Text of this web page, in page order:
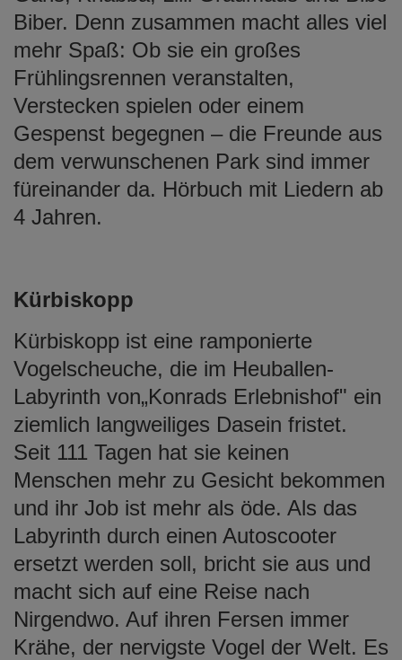
Biber. Denn zusammen macht alles viel
mehr Spaß: Ob sie ein großes
Frühlingsrennen veranstalten,
Verstecken spielen oder einem
Gespenst begegnen – die Freunde aus
dem verwunschenen Park sind immer
füreinander da. Hörbuch mit Liedern ab
4 Jahren.
Kürbiskopp
Kürbiskopp ist eine ramponierte
Vogelscheuche, die im Heuballen-
Labyrinth von„Konrads Erlebnishof" ein
ziemlich langweiliges Dasein fristet.
Seit 111 Tagen hat sie keinen
Menschen mehr zu Gesicht bekommen
und ihr Job ist mehr als öde. Als das
Labyrinth durch einen Autoscooter
ersetzt werden soll, bricht sie aus und
macht sich auf eine Reise nach
Nirgendwo. Auf ihren Fersen immer
Krähe, der nervigste Vogel der Welt. Es